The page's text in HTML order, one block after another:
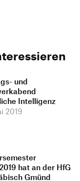
und
Intelligenz
2019
hat an der HfG
Gmünd